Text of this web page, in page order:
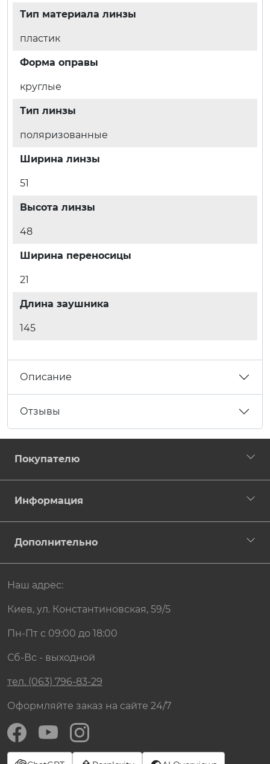
Тип материала линзы
пластик
Форма оправы
круглые
Тип линзы
поляризованные
Ширина линзы
51
Высота линзы
48
Ширина переносицы
21
Длина заушника
145
Описание
Отзывы
Покупателю
Информация
Дополнительно
Наш адрес:
Киев, ул. Константиновская, 59/5
Пн-Пт с 09:00 до 18:00
Сб-Вс - выходной
тел. (063) 796-83-29
Оформляйте заказ на сайте 24/7